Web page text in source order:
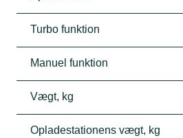
Turbo funktion
Manuel funktion
Vægt, kg
Opladestationens vægt, kg